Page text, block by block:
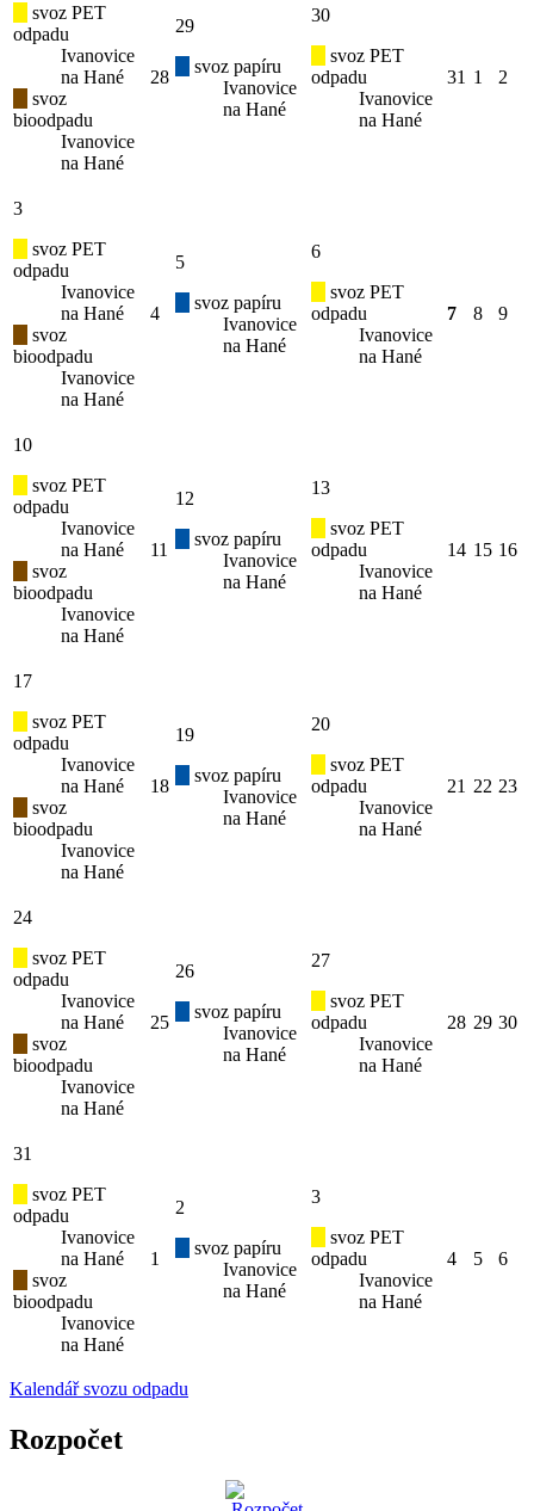
svoz PET
odpadu
Ivanovice
na Hané
svoz
bioodpadu
Ivanovice
na Hané
28
29
svoz papíru
Ivanovice
na Hané
30
svoz PET
odpadu
Ivanovice
na Hané
31 1 2
3
svoz PET
odpadu
Ivanovice
na Hané
svoz
bioodpadu
Ivanovice
na Hané
4
5
svoz papíru
Ivanovice
na Hané
6
svoz PET
odpadu
Ivanovice
na Hané
7 8 9
10
svoz PET
odpadu
Ivanovice
na Hané
svoz
bioodpadu
Ivanovice
na Hané
11
12
svoz papíru
Ivanovice
na Hané
13
svoz PET
odpadu
Ivanovice
na Hané
14 15 16
17
svoz PET
odpadu
Ivanovice
na Hané
svoz
bioodpadu
Ivanovice
na Hané
18
19
svoz papíru
Ivanovice
na Hané
20
svoz PET
odpadu
Ivanovice
na Hané
21 22 23
24
svoz PET
odpadu
Ivanovice
na Hané
svoz
bioodpadu
Ivanovice
na Hané
25
26
svoz papíru
Ivanovice
na Hané
27
svoz PET
odpadu
Ivanovice
na Hané
28 29 30
31
svoz PET
odpadu
Ivanovice
na Hané
svoz
bioodpadu
Ivanovice
na Hané
1
2
svoz papíru
Ivanovice
na Hané
3
svoz PET
odpadu
Ivanovice
na Hané
4 5 6
Kalendář svozu odpadu
Rozpočet